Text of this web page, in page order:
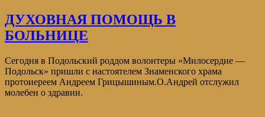
ДУХОВНАЯ ПОМОЩЬ В
БОЛЬНИЦЕ
Сегодня в Подольский роддом волонтеры «Милосердие —
Подольск» пришли с настоятелем Знаменского храма
протоиереем Андреем Грицышиным.О.Андрей отслужил
молебен о здравии.